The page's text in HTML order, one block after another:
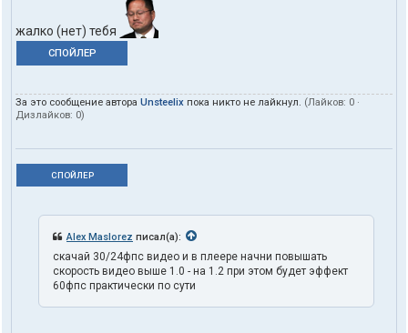
жалко (нет) тебя
СПОЙЛЕР
За это сообщение автора Unsteelix пока никто не лайкнул. (Лайков: 0 ·
Дизлайков: 0)
СПОЙЛЕР
Alex Maslorez писал(а):
скачай 30/24фпс видео и в плеере начни повышать
скорость видео выше 1.0 - на 1.2 при этом будет эффект
60фпс практически по сути